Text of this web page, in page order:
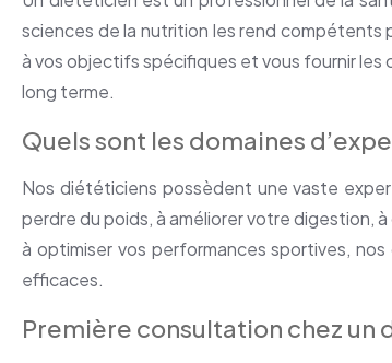
sciences de la nutrition les rend compétents
à vos objectifs spécifiques et vous fournir les
long terme.
Quels sont les domaines
Nos diététiciens possèdent une vaste
perdre du poids, à améliorer votre digestion,
à optimiser vos performances sportives,
efficaces.
Première consultation chez un